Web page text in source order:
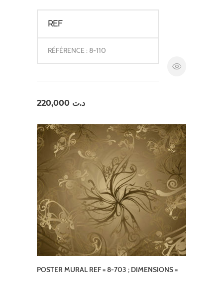
REF
RÉFÉRENCE : 8-110
د.ت
POSTER MURAL REF = 8-703 ; DIMENSIONS =